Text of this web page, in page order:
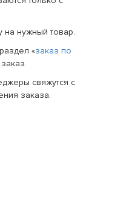
на нужный товар.
«заказ по
свяжутся с
заказа.